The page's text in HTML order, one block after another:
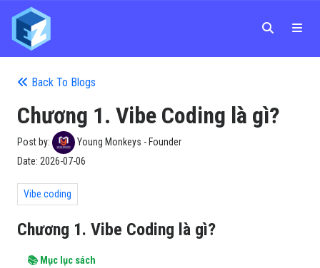
Back To Blogs
Chương 1. Vibe Coding là gì?
Post by:
Young Monkeys - Founder
Date: 2026-07-06
Vibe coding
Chương 1. Vibe Coding là gì?
📚 Mục lục sách